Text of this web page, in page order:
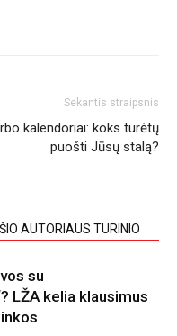
Sekantis straipsnis
kalendoriai: koks turėtų
puošti Jūsų stalą?
AUTORIAUS TURINIO
su
LŽA kelia klausimus